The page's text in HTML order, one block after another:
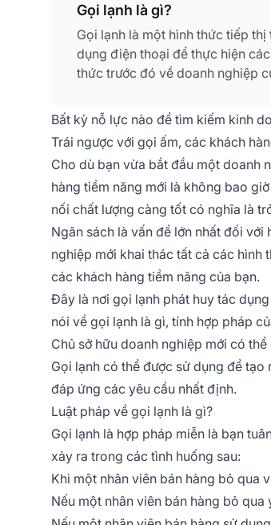
Gọi lạnh là gì?
Gọi lạnh là một hình thức tiếp
dụng điện thoại để thực hiện
thức trước đó về doanh nghiệp
Bất kỳ nỗ lực nào để tìm kiếm kinh
Trái ngược với gọi ấm, các khách
Cho dù bạn vừa bắt đầu một doanh
hàng tiềm năng mới là không bao
nối chất lượng càng tốt có nghĩa là
Ngân sách là vấn đề lớn nhất đối
nghiệp mới khai thác tất cả các hình
các khách hàng tiềm năng của bạn.
Đây là nơi gọi lạnh phát huy tác
nói về gọi lạnh là gì, tính hợp pháp
Chủ sở hữu doanh nghiệp mới có
Gọi lạnh có thể được sử dụng để
đáp ứng các yêu cầu nhất định.
Luật pháp về gọi lạnh là gì?
Gọi lạnh là hợp pháp miễn là bạn
xảy ra trong các tình huống sau:
Khi một nhân viên bán hàng bỏ qua
Nếu một nhân viên bán hàng bỏ